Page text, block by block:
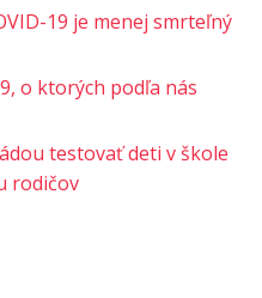
19 je menej smrteľný
o ktorých podľa nás
testovať deti v škole
rodičov